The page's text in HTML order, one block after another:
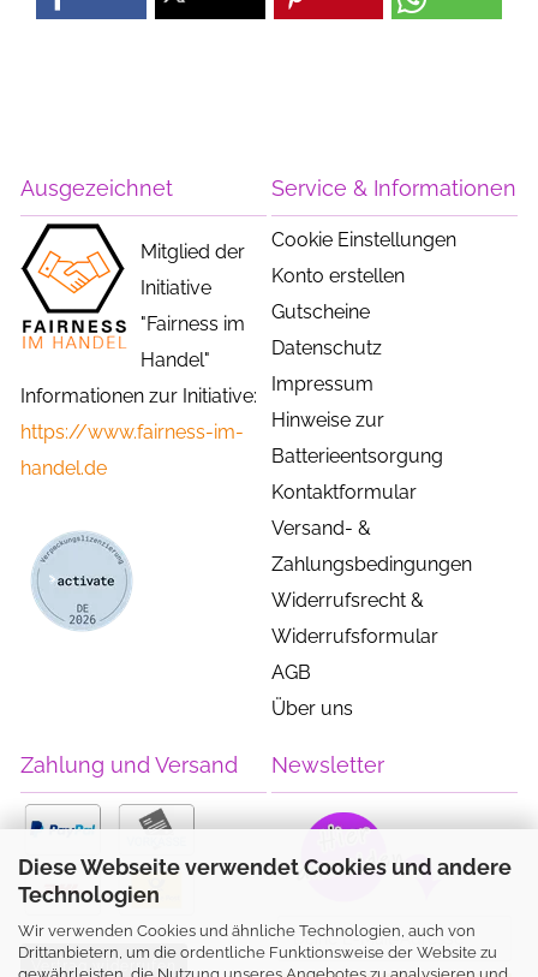
Diese Webseite verwendet Cookies und andere
Technologien
Wir verwenden Cookies und ähnliche Technologien, auch von
Drittanbietern, um die ordentliche Funktionsweise der Website zu
Ausgezeichnet
Mitglied der
Initiative
"Fairness im
Handel"
Informationen zur Initiative:
https://www.fairness-im-
handel.de
Service & Informationen
Cookie Einstellungen
Konto erstellen
Gutscheine
Datenschutz
Impressum
Hinweise zur
Batterieentsorgung
Kontaktformular
Versand- &
Zahlungsbedingungen
Widerrufsrecht &
Widerrufsformular
AGB
Über uns
Zahlung und Versand
Vertrag widerrufen
Newsletter